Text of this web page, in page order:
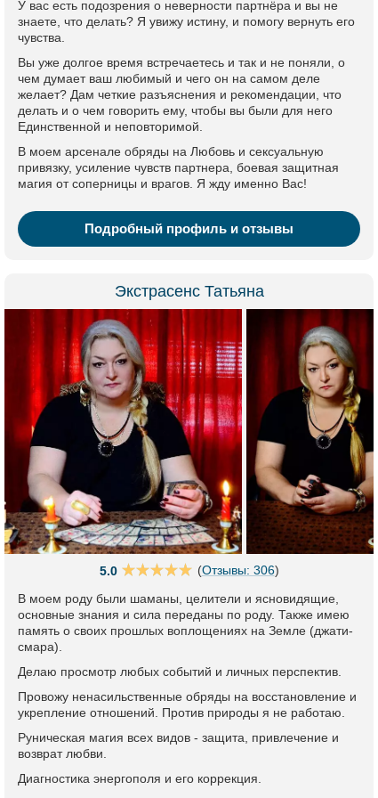
У вас есть подозрения о неверности партнёра и вы не
знаете, что делать? Я увижу истину, и помогу вернуть его
чувства.
Вы уже долгое время встречаетесь и так и не поняли, о
чем думает ваш любимый и чего он на самом деле
желает? Дам четкие разъяснения и рекомендации, что
делать и о чем говорить ему, чтобы вы были для него
Единственной и неповторимой.
В моем арсенале обряды на Любовь и сексуальную
привязку, усиление чувств партнера, боевая защитная
магия от соперницы и врагов. Я жду именно Вас!
Подробный профиль и отзывы
Экстрасенс Татьяна
5.0 (Отзывы: 306)
В моем роду были шаманы, целители и ясновидящие,
основные знания и сила переданы по роду. Также имею
память о своих прошлых воплощениях на Земле (джати-
смара).
Делаю просмотр любых событий и личных перспектив.
Провожу ненасильственные обряды на восстановление и
укрепление отношений. Против природы я не работаю.
Руническая магия всех видов - защита, привлечение и
возврат любви.
Диагностика энергополя и его коррекция.